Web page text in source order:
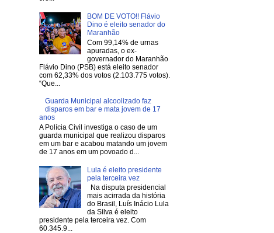
BOM DE VOTO!! Flávio
Dino é eleito senador do
Maranhão
Com 99,14% de urnas
apuradas, o ex-
governador do Maranhão
Flávio Dino (PSB) está eleito senador
com 62,33% dos votos (2.103.775 votos).
“Que...
Guarda Municipal alcoolizado faz
disparos em bar e mata jovem de 17
anos
A Polícia Civil investiga o caso de um
guarda municipal que realizou disparos
em um bar e acabou matando um jovem
de 17 anos em um povoado d...
Lula é eleito presidente
pela terceira vez
Na disputa presidencial
mais acirrada da história
do Brasil, Luís Inácio Lula
da Silva é eleito
presidente pela terceira vez. Com
60.345.9...